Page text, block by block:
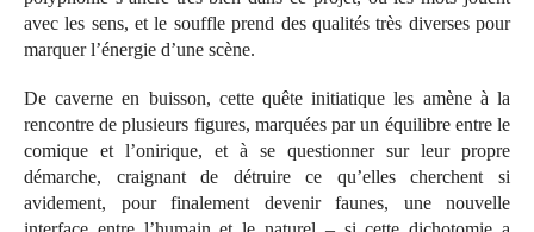
avec les sens, et le souffle prend des qualités très diverses pour
marquer l’énergie d’une scène.
De caverne en buisson, cette quête initiatique les amène à la
rencontre de plusieurs figures, marquées par un équilibre entre le
comique et l’onirique, et à se questionner sur leur propre
démarche, craignant de détruire ce qu’elles cherchent si
avidement, pour finalement devenir faunes, une nouvelle